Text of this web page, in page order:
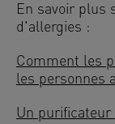
En savoir plus
d'allergies :
Comment les
les personnes
Un